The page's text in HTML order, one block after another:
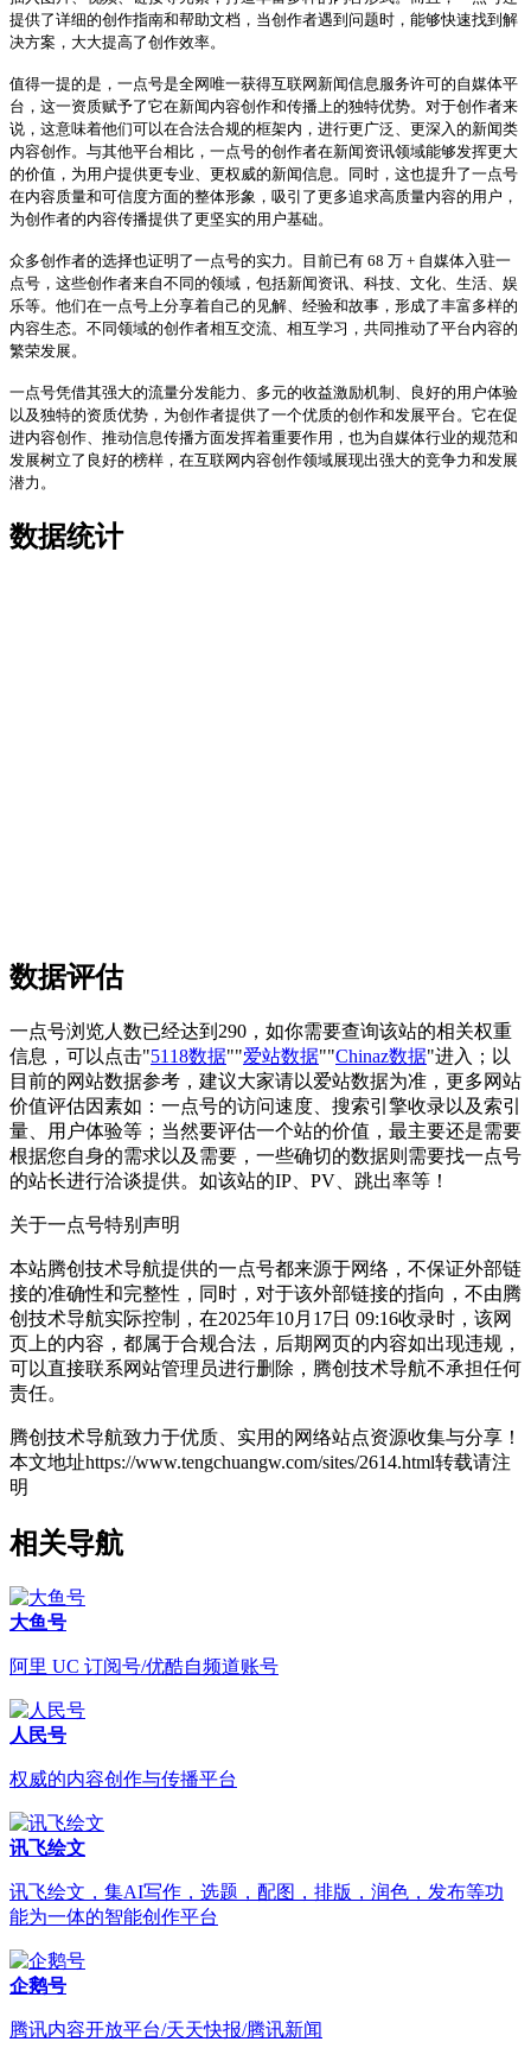
提供了详细的创作指南和帮助文档，当创作者遇到问题时，能够快速找到解
决方案，大大提高了创作效率。
值得一提的是，一点号是全网唯一获得互联网新闻信息服务许可的自媒体平
台，这一资质赋予了它在新闻内容创作和传播上的独特优势。对于创作者来
说，这意味着他们可以在合法合规的框架内，进行更广泛、更深入的新闻类
内容创作。与其他平台相比，一点号的创作者在新闻资讯领域能够发挥更大
的价值，为用户提供更专业、更权威的新闻信息。同时，这也提升了一点号
在内容质量和可信度方面的整体形象，吸引了更多追求高质量内容的用户，
为创作者的内容传播提供了更坚实的用户基础。
众多创作者的选择也证明了一点号的实力。目前已有 68 万 + 自媒体入驻一
点号，这些创作者来自不同的领域，包括新闻资讯、科技、文化、生活、娱
乐等。他们在一点号上分享着自己的见解、经验和故事，形成了丰富多样的
内容生态。不同领域的创作者相互交流、相互学习，共同推动了平台内容的
繁荣发展。
一点号凭借其强大的流量分发能力、多元的收益激励机制、良好的用户体验
以及独特的资质优势，为创作者提供了一个优质的创作和发展平台。它在促
进内容创作、推动信息传播方面发挥着重要作用，也为自媒体行业的规范和
发展树立了良好的榜样，在互联网内容创作领域展现出强大的竞争力和发展
潜力。
数据统计
数据评估
一点号浏览人数已经达到290，如你需要查询该站的相关权重
信息，可以点击"5118数据""爱站数据""Chinaz数据"进入；以
目前的网站数据参考，建议大家请以爱站数据为准，更多网站
价值评估因素如：一点号的访问速度、搜索引擎收录以及索引
量、用户体验等；当然要评估一个站的价值，最主要还是需要
根据您自身的需求以及需要，一些确切的数据则需要找一点号
的站长进行洽谈提供。如该站的IP、PV、跳出率等！
关于一点号特别声明
本站腾创技术导航提供的一点号都来源于网络，不保证外部链
接的准确性和完整性，同时，对于该外部链接的指向，不由腾
创技术导航实际控制，在2025年10月17日 09:16收录时，该网
页上的内容，都属于合规合法，后期网页的内容如出现违规，
可以直接联系网站管理员进行删除，腾创技术导航不承担任何
责任。
腾创技术导航致力于优质、实用的网络站点资源收集与分享！
本文地址https://www.tengchuangw.com/sites/2614.html转载请注
明
相关导航
大鱼号
阿里 UC 订阅号/优酷自频道账号
人民号
权威的内容创作与传播平台
讯飞绘文
讯飞绘文，集AI写作，选题，配图，排版，润色，发布等功
能为一体的智能创作平台
企鹅号
腾讯内容开放平台/天天快报/腾讯新闻